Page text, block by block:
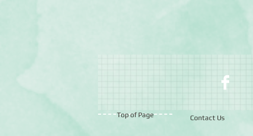
Top of Page Contact Us